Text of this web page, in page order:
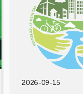
2026-09-15
MUGIKORTASUN
FOROA
Partekatu
erronkak,
irtenbideak!